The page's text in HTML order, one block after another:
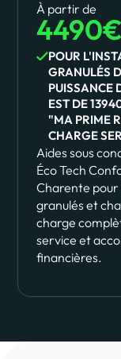
À partir de
4490€
POUR
GRANULÉS
PUISSANCE
EST DE
"MA PRIME
CHARGE
Aides sous
Éco Tech
Charente pour
granulés et
charge
service et
financières.